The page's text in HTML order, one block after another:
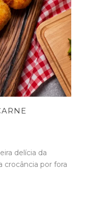
delícia da
crocância por fora